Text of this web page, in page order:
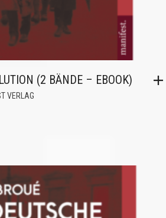
(2 BÄNDE – EBOOK)
VERLAG